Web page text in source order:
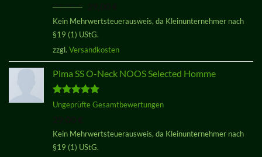
von 5
29,00€
Preis
war:
Preis
Kein Mehrwertsteuerausweis, da Kleinunternehmer nach
§19 (1) UStG.
zzgl. Versandkosten
Pima SS O-Neck NOOS Selected Homme
Bewertet
Ungeprüfte Gesamtbewertungen
Kein Mehrwertsteuerausweis, da Kleinunternehmer nach
§19 (1) UStG.